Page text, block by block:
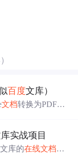
百度文库）
文档转换为PDF，
服务、使用Java
实战项目
文库的在线文档预